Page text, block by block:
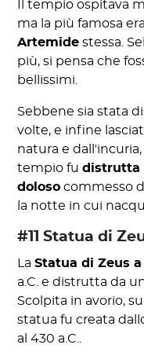
Il tempio ospitava
ma la più famosa era
Artemide stessa.
più, si pensa che
bellissimi.
Sebbene sia stata
volte, e infine
natura e
tempio fudistrutta
doloso commesso
la notte in cui
#11 Statua di
LaStatua di Zeus
a.C. e distrutta da
Scolpita in avorio,
statua fu creata
al 430 a.C..